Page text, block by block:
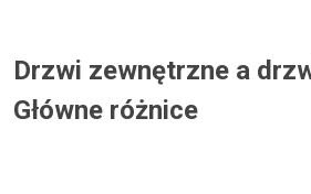
Drzwi zewnętrzne a
Główne różnice